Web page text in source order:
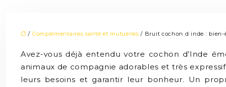
/ Complémentaires santé et mutuelles / Bruit cochon d inde : bien-
Avez-vous déjà entendu votre cochon d’Inde
animaux de compagnie adorables et très
leurs besoins et garantir leur bonheur. Un